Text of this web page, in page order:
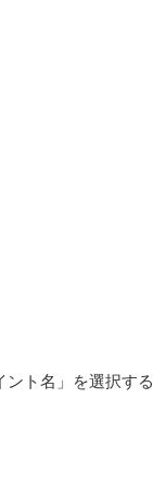
ント名」を選択する